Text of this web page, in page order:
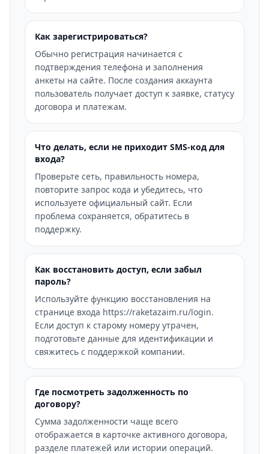
Как зарегистрироваться?
Обычно регистрация начинается с
подтверждения телефона и заполнения
анкеты на сайте. После создания аккаунта
пользователь получает доступ к заявке, статусу
договора и платежам.
Что делать, если не приходит SMS-код для
входа?
Проверьте сеть, правильность номера,
повторите запрос кода и убедитесь, что
используете официальный сайт. Если
проблема сохраняется, обратитесь в
поддержку.
Как восстановить доступ, если забыл
пароль?
Используйте функцию восстановления на
странице входа https://raketazaim.ru/login.
Если доступ к старому номеру утрачен,
подготовьте данные для идентификации и
свяжитесь с поддержкой компании.
Где посмотреть задолженность по
договору?
Сумма задолженности чаще всего
отображается в карточке активного договора,
разделе платежей или истории операций.